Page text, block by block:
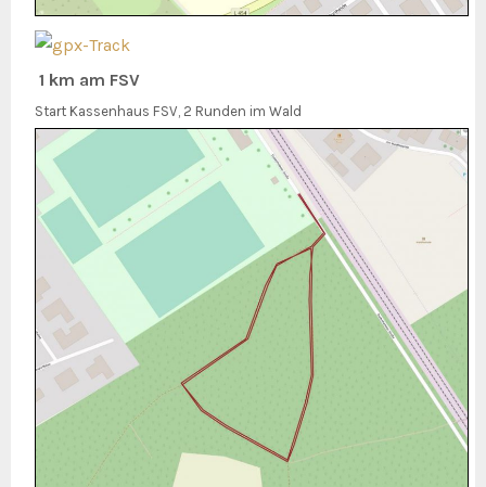
1 km am FSV
Start Kassenhaus FSV, 2 Runden im Wald